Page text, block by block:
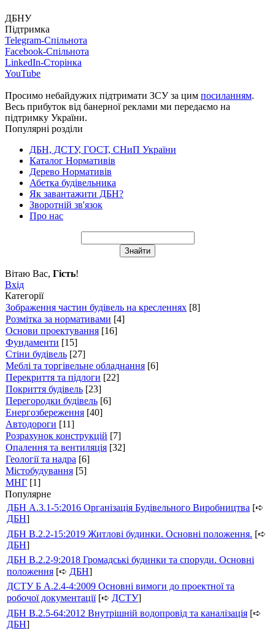
ДБНУ
Підтримка
Telegram-Спільнота
Facebook-Спільнота
LinkedIn-Сторінка
YouTube
Просимо небайдужих підтримати ЗСУ за цим посиланням.
Весь прибуток від банерної реклами ми передаємо на
підтримку України.
Популярні розділи
ДБН, ДСТУ, ГОСТ, СНиП України
Каталог Нормативів
Дерево Нормативів
Абетка будівельника
Як завантажити ДБН?
Зворотній зв'язок
Про нас
Вітаю Вас, Гість!
Вхід
Категорії
Зображення частин будівель на кресленнях [8]
Розмітка за нормативами [4]
Основи проектування [16]
Фундаменти [15]
Стіни будівель [27]
Меблі та торгівельне обладнання [6]
Перекриття та підлоги [22]
Покриття будівель [23]
Перегородки будівель [6]
Енергозбереження [40]
Автодороги [11]
Розрахунок конструкцій [7]
Опалення та вентиляція [32]
Геології та надра [6]
Містобудування [5]
МНГ [1]
Популярне
ДБН А.3.1-5:2016 Організація Будівельного Виробництва [➪
ДБН]
ДБН В.2.2-15:2019 Житлові будинки. Основні положення. [➪
ДБН]
ДБН В.2.2-9:2018 Громадські будинки та споруди. Основні
положення [➪ ДБН]
ДСТУ Б А.2.4-4:2009 Основні вимоги до проектної та
робочої документації[➪ ДСТУ]
ДБН В.2.5-64:2012 Внутрішній водопровід та каналізація [➪
ДБН]